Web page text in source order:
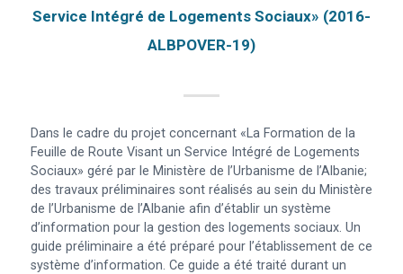
Service Intégré de Logements Sociaux» (2016-
ALBPOVER-19)
Dans le cadre du projet concernant «La Formation de la
Feuille de Route Visant un Service Intégré de Logements
Sociaux» géré par le Ministère de l’Urbanisme de l’Albanie;
des travaux préliminaires sont réalisés au sein du Ministère
de l’Urbanisme de l’Albanie afin d’établir un système
d’information pour la gestion des logements sociaux. Un
guide préliminaire a été préparé pour l’établissement de ce
système d’information. Ce guide a été traité durant un